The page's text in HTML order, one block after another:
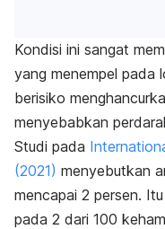
Kondisi ini sangat
yang menempel pada
berisiko
menyebabkan
Studi pada
(2021) menyebutkan
mencapai 2 persen.
pada 2 dari 100